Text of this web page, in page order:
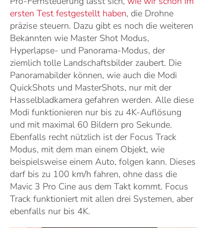
ersten Test festgestellt haben, die Drohne
präzise steuern. Dazu gibt es noch die weiteren
Bekannten wie Master Shot Modus,
Hyperlapse- und Panorama-Modus, der
ziemlich tolle Landschaftsbilder zaubert. Die
Panoramabilder können, wie auch die Modi
QuickShots und MasterShots, nur mit der
Hasselbladkamera gefahren werden. Alle diese
Modi funktionieren nur bis zu 4K-Auflösung
und mit maximal 60 Bildern pro Sekunde.
Ebenfalls recht nützlich ist der Focus Track
Modus, mit dem man einem Objekt, wie
beispielsweise einem Auto, folgen kann. Dieses
darf bis zu 100 km/h fahren, ohne dass die
Mavic 3 Pro Cine aus dem Takt kommt. Focus
Track funktioniert mit allen drei Systemen, aber
ebenfalls nur bis 4K.